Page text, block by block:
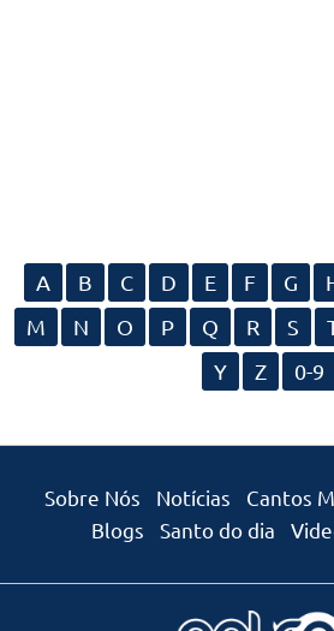
A B C D E F G
M
N O P Q R S
Y
Z 0-9
Sobre Nós Notícias Cantos
Blogs
Santo do dia